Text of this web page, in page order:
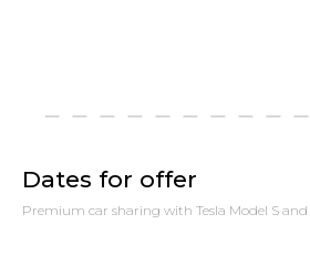
Dates for offer
Premium car sharing with Tesla Model S and